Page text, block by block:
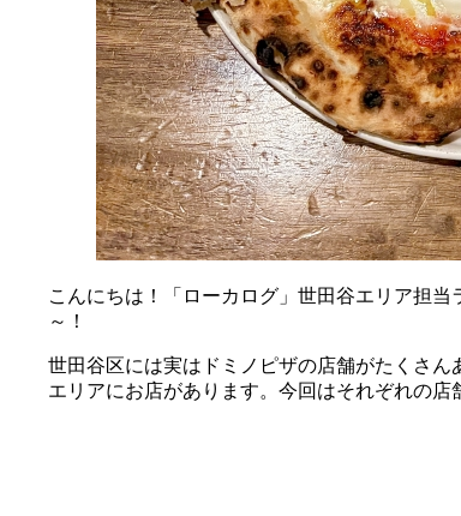
こんにちは！「ローカログ」世田谷エリア担
～！
世田谷区には実はドミノピザの店舗がたくさ
エリアにお店があります。今回はそれぞれの